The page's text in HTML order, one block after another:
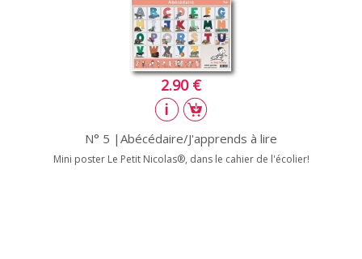
2.90 €
N° 5 |Abécédaire/J'apprends à lire
Mini poster Le Petit Nicolas®, dans le cahier de l'écolier!